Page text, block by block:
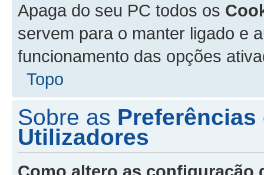
Apaga do seu PC todos os
servem para o manter ligado e
funcionamento das opções
Topo
Sobre as
Utilizadores